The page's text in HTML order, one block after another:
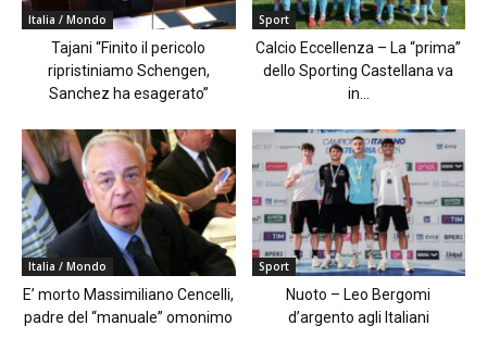
Italia / Mondo
Tajani “Finito il pericolo
ripristiniamo Schengen,
Sanchez ha esagerato”
Sport
Calcio Eccellenza – La “prima”
dello Sporting Castellana va
in...
Italia / Mondo
E’ morto Massimiliano Cencelli,
padre del “manuale” omonimo
Sport
Nuoto – Leo Bergomi
d’argento agli Italiani